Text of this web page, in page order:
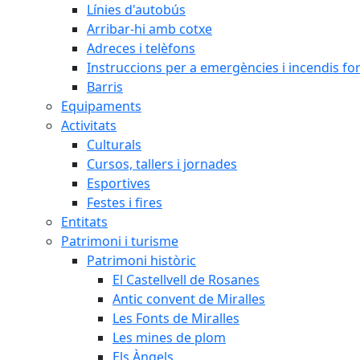
Línies d'autobús
Arribar-hi amb cotxe
Adreces i telèfons
Instruccions per a emergències i incendis
Barris
Equipaments
Activitats
Culturals
Cursos, tallers i jornades
Esportives
Festes i fires
Entitats
Patrimoni i turisme
Patrimoni històric
El Castellvell de Rosanes
Antic convent de Miralles
Les Fonts de Miralles
Les mines de plom